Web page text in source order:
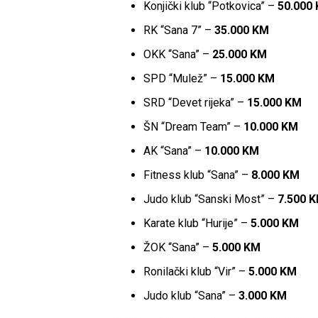
Konjički klub “Potkovica” – 50.000
RK “Sana 7” – 35.000 KM
OKK “Sana” – 25.000 KM
SPD “Mulež” – 15.000 KM
SRD “Devet rijeka” – 15.000 KM
ŠN “Dream Team” – 10.000 KM
AK “Sana” – 10.000 KM
Fitness klub “Sana” – 8.000 KM
Judo klub “Sanski Most” – 7.500
Karate klub “Hurije” – 5.000 KM
ŽOK “Sana” – 5.000 KM
Ronilački klub “Vir” – 5.000 KM
Judo klub “Sana” – 3.000 KM